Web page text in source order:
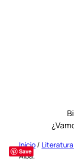
Save
Inicio /
Alba.